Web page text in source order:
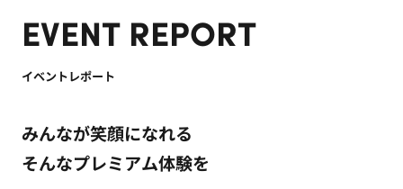
EVENT REPORT
イベントレポート
みんなが笑顔になれる
そんなプレミアム体験を